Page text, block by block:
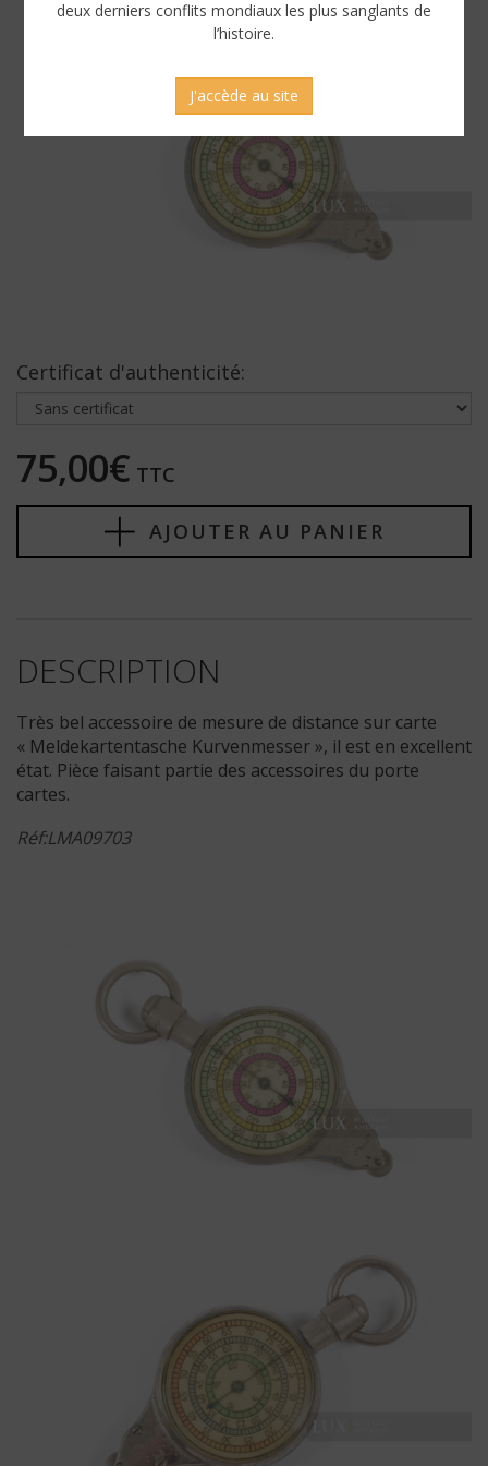
Certificat d'authenticité:
75,00€ TTC
AJOUTER AU PANIER
DESCRIPTION
Très bel accessoire de mesure de distance sur carte
« Meldekartentasche Kurvenmesser », il est en excellent
état. Pièce faisant partie des accessoires du porte
cartes.
Réf:LMA09703
deux derniers conflits mondiaux les plus sanglants de
l’histoire.
J'accède au site